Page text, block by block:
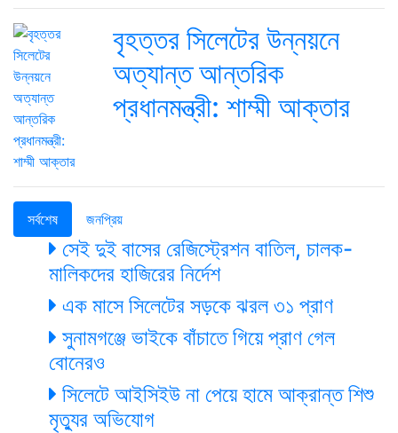
বৃহত্তর সিলেটের উন্নয়নে
অত্যান্ত আন্তরিক
প্রধানমন্ত্রী: শাম্মী আক্তার
সর্বশেষ জনপ্রিয়
সেই দুই বাসের রেজিস্ট্রেশন বাতিল, চালক-
মালিকদের হাজিরের নির্দেশ
এক মাসে সিলেটের সড়কে ঝরল ৩১ প্রাণ
সুনামগঞ্জে ভাইকে বাঁচাতে গিয়ে প্রাণ গেল
বোনেরও
সিলেটে আইসিইউ না পেয়ে হামে আক্রান্ত শিশু
মৃত্যুর অভিযোগ